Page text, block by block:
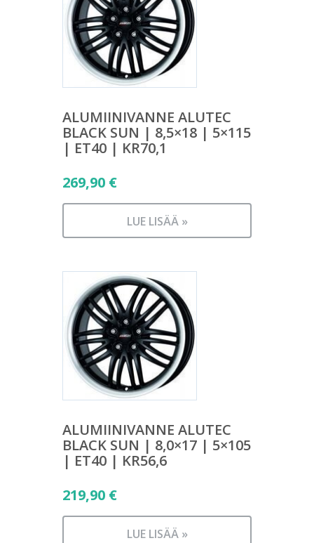
ALUMIINIVANNE ALUTEC
BLACK SUN | 8,5×18 | 5×115
| ET40 | KR70,1
269,90 €
LUE LISÄÄ »
ALUMIINIVANNE ALUTEC
BLACK SUN | 8,0×17 | 5×105
| ET40 | KR56,6
219,90 €
LUE LISÄÄ »